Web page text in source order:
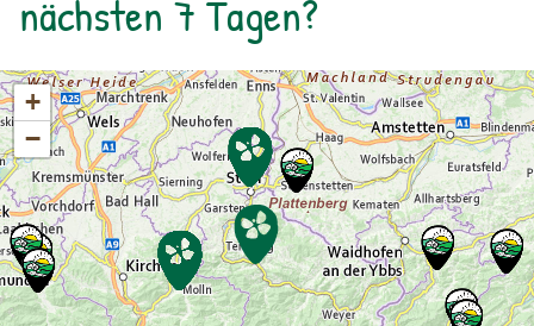
nächsten 7 Tagen?
+
−